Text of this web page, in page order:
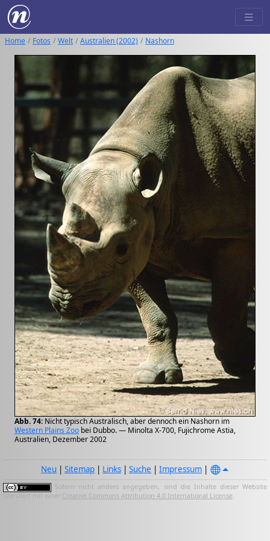
Home Fotos Welt Australien (2002) Nashorn
Abb. 74: Nicht typisch Australisch, aber dennoch ein Nashorn im
Western Plains Zoo bei Dubbo. — Minolta X-700, Fujichrome Astia,
Australien, Dezember 2002
Neu |Sitemap | Links |Suche |Impressum |
Sofern nicht anders angegeben, sind die Inhalte dieser Website
lizenziert mit einer Creative Commons Attribution 4.0 International License.